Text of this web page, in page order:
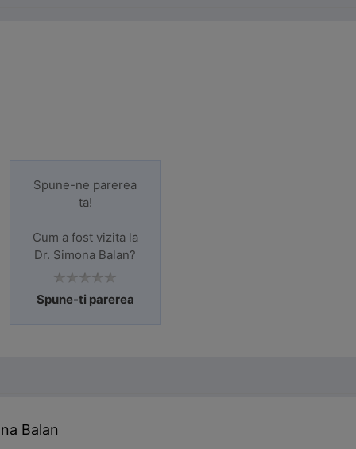
Spune-ne parerea
ta!
Cum a fost vizita la
Dr. Simona Balan?
Spune-ti parerea
Balan